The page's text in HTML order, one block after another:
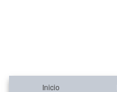
Inicio